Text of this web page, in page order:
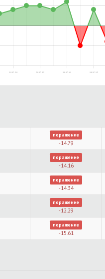
12.06.2017, 23:08 15.06.2017, 19:57 16.06.2017, 14:10 18.06.2017, 16:55
поражение
-14.79
поражение
-14.16
поражение
-14.34
поражение
-12.29
поражение
-15.61